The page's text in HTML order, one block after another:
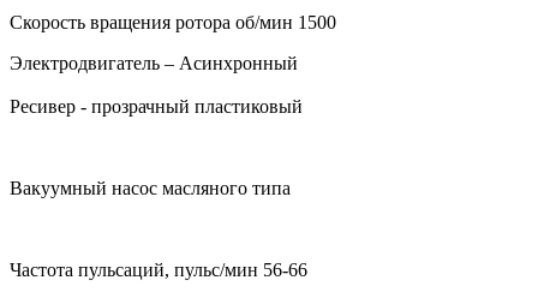
Скорость вращения ротора об/мин 1500
Электродвигатель – Асинхронный
Ресивер - прозрачный пластиковый
Вакуумный насос масляного типа
Частота пульсаций, пульс/мин 56-66